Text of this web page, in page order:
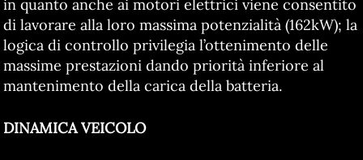
in quanto anche ai motori elettrici viene consentito
di lavorare alla loro massima potenzialità (162kW); la
logica di controllo privilegia l’ottenimento delle
massime prestazioni dando priorità inferiore al
mantenimento della carica della batteria.
DINAMICA VEICOLO